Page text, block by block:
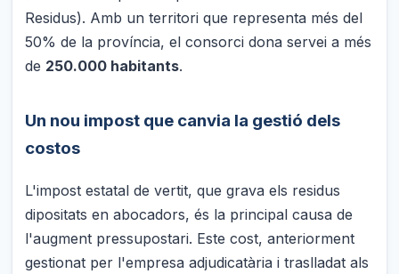
Residus). Amb un territori que representa més del
50% de la província, el consorci dona servei a més
de 250.000 habitants.
Un nou impost que canvia la gestió dels
costos
L'impost estatal de vertit, que grava els residus
dipositats en abocadors, és la principal causa de
l'augment pressupostari. Este cost, anteriorment
gestionat per l'empresa adjudicatària i traslladat als